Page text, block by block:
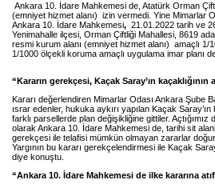
Ankara 10. İdare Mahkemesi de, Atatürk Orman
(emniyet hizmet alanı) izin vermedi. Yine Mimarlar
Ankara 10. İdare Mahkemesi, 21.01.2022 tarih ve
Yenimahalle ilçesi, Orman Çiftliği Mahallesi, 8619
resmi kurum alanı (emniyet hizmet alanı) amaçlı 1/
1/1000 ölçekli koruma amaçlı uygulama imar planı
“Kararın gerekçesi, Kaçak Saray’ın
Kararı değerlendiren Mimarlar Odası Ankara Şube
ısrar edenler, hukuka aykırı yapılan Kaçak
farklı parsellerde plan değişikliğine gittiler.
olarak Ankara 10. İdare Mahkemesi de, tarihi sit
gerekçesi ile telafisi mümkün olmayan zararlar
Yargının bu kararı gerekçelendirmesi ile Kaçak
diye konuştu.
“Ankara 10. İdare Mahkemesi de ilke kararına